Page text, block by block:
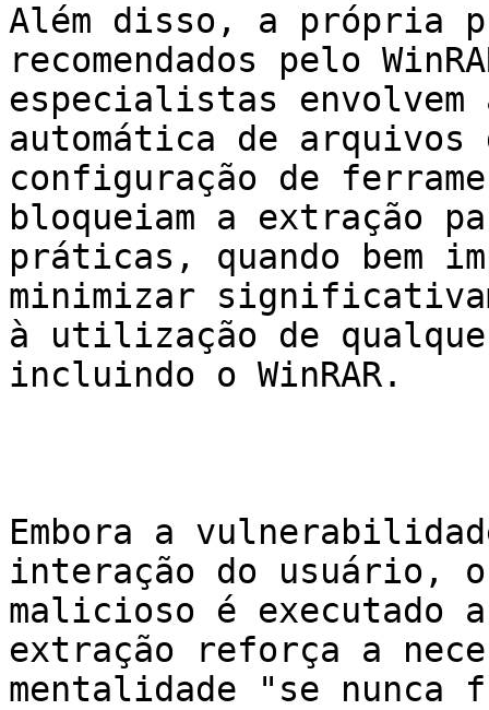
Além disso, a própria
recomendados pelo
especialistas envolvem
automática de arquivos
configuração de
bloqueiam a extração
práticas, quando bem
minimizar
à utilização de
incluindo o WinRAR.
Embora a
interação do usuário,
malicioso é executado
extração reforça a
mentalidade "se nunca